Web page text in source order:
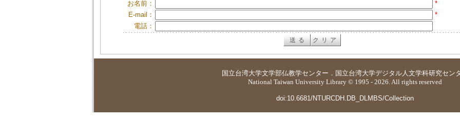
お名前：
*
E-mail：
*
電話：
国立台湾大学文学部仏教学センター ． 国立台湾大学デジタル人文学科研究セン
National Taiwan University Library © 1995 - 2026. All rights reserved
doi:10.6681/NTURCDH.DB_DLMBS/Collection